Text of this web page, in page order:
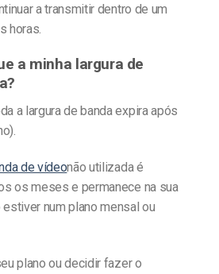
a transmitir dentro de um
horas.
a minha largura de
a largura de banda expira após
de vídeonão utilizada é
os meses e permanece na sua
num plano mensal ou
plano ou decidir fazer o